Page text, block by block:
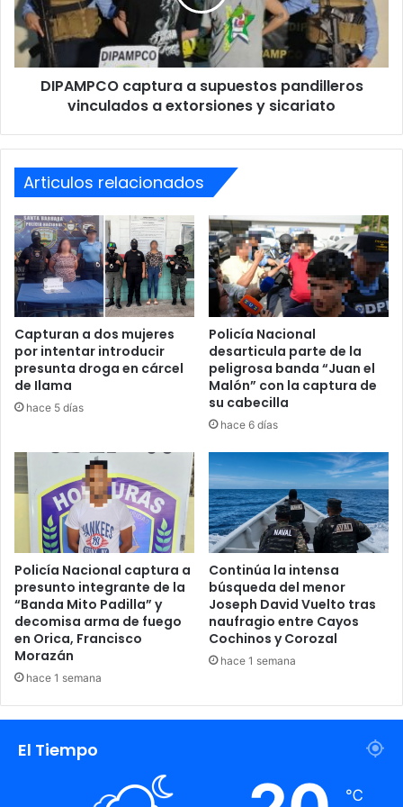
vinculados
a
extorsiones
y
sicariatoDIPAMPCO captura a supuestos pandilleros
vinculados a extorsiones y sicariato
Articulos relacionados
Capturan a dos mujeres
por intentar introducir
presunta droga en cárcel
de Ilama
hace 5 días
Policía Nacional
desarticula parte de la
peligrosa banda “Juan el
Malón” con la captura de
su cabecilla
hace 6 días
Policía Nacional captura a
presunto integrante de la
“Banda Mito Padilla” y
decomisa arma de fuego
en Orica, Francisco
Morazán
hace 1 semana
Continúa la intensa
búsqueda del menor
Joseph David Vuelto tras
naufragio entre Cayos
Cochinos y Corozal
hace 1 semana
El Tiempo
℃